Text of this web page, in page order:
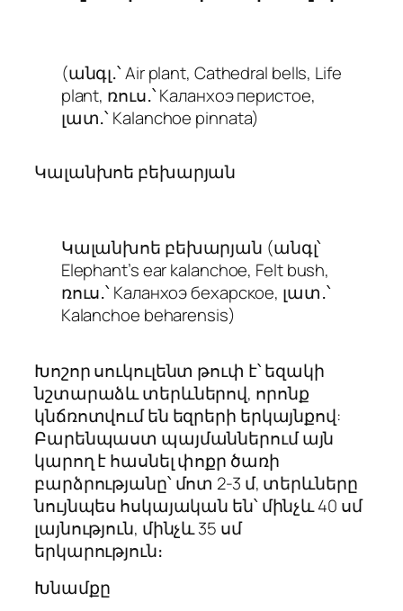
(անգլ․՝ Air plant, Cathedral bells, Life
plant, ռուս․՝ Каланхоэ перистое,
լատ․՝Kalanchoe pinnata)
Կալանխոե բեխարյան
Կալանխոե բեխարյան (անգլ՝
Elephant’s ear kalanchoe, Felt bush,
ռուս․՝ Каланхоэ бехарское, լատ․՝
Kalanchoe beharensis)
Խոշոր սուկուլենտ թուփ է՝ եզակի
նշտարաձև տերևներով, որոնք
կնճռոտվում են եզրերի երկայնքով:
Բարենպաստ պայմաններում այն ​​
կարող է հասնել փոքր ծառի
բարձրությանը՝ մոտ 2-3 մ, տերևները
նույնպես հսկայական են՝ մինչև 40 սմ
լայնություն, մինչև 35 սմ
երկարություն։
Խնամքը